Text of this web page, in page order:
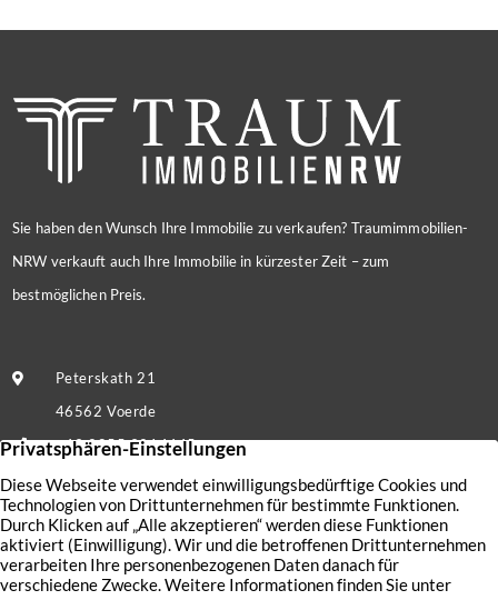
Sie haben den Wunsch Ihre Immobilie zu verkaufen? Traumimmobilien-
NRW verkauft auch Ihre Immobilie in kürzester Zeit – zum
bestmöglichen Preis.
Peterskath 21
46562 Voerde
+49 2855 9214445
Nachricht senden
Kontakt
Nutzungsbedingungen
Aktuelles
Datenschutz